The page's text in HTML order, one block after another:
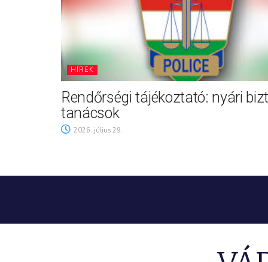
HÍREK
Rendőrségi tájékoztató: nyári
tanácsok
2026. július 29.